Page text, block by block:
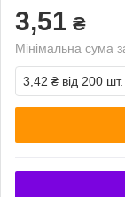
3,51 ₴
Мінімальна сума
3,42 ₴ від 200 шт.